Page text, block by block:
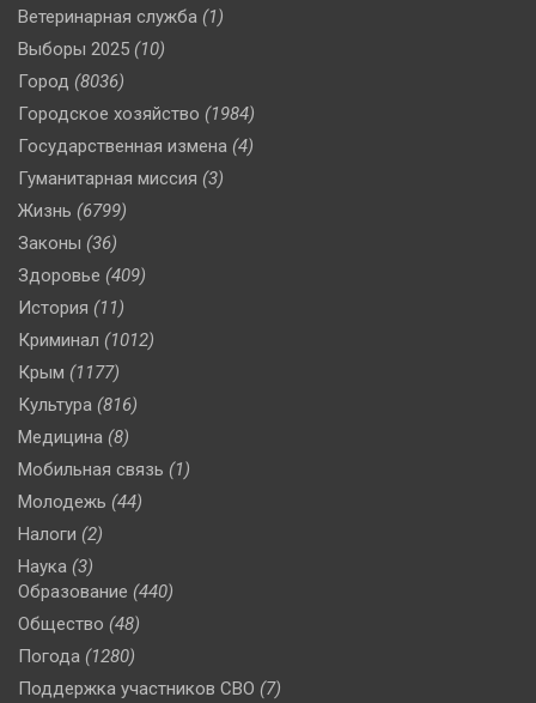
Ветеринарная служба (1)
Выборы 2025 (10)
Город (8036)
Городское хозяйство (1984)
Государственная измена (4)
Гуманитарная миссия (3)
Жизнь (6799)
Законы (36)
Здоровье (409)
История (11)
Криминал (1012)
Крым (1177)
Культура (816)
Медицина (8)
Мобильная связь (1)
Молодежь (44)
Налоги (2)
Наука (3)
Образование (440)
Общество (48)
Погода (1280)
Поддержка участников СВО (7)